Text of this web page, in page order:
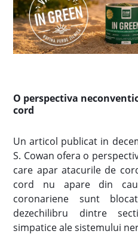
O perspectiva
cord
Un articol publicat in
S. Cowan ofera o
care apar atacurile de
cord nu apare din
coronariene sunt
dezechilibru dintre
simpatice ale sistemului